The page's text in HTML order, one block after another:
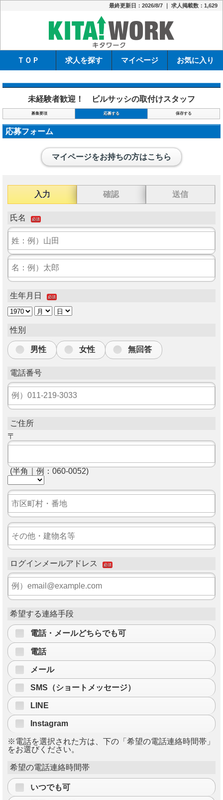
最終更新日：2026/8/7 ｜ 求人掲載数：1,629
ＴＯＰ 求人を探す マイページ お気に入り
未経験者歓迎！ ビルサッシの取付けスタッフ
募集要項 応募する 保存する
応募フォーム
マイページをお持ちの方はこちら
入力 確認 送信
氏名 必須
生年月日 必須
性別
男性 女性 無回答
電話番号
ご住所
〒
(半角｜例：060-0052)
ログインメールアドレス 必須
希望する連絡手段
電話・メールどちらでも可
電話
メール
SMS（ショートメッセージ）
LINE
Instagram
※電話を選択された方は、下の「希望の電話連絡時間帯」
をお選びください。
希望の電話連絡時間帯
いつでも可